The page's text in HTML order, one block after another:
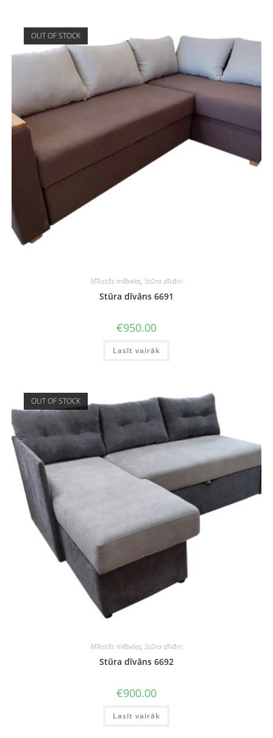
OUT OF STOCK
Mīkstās mēbeles, Stūra dīvāni
Stūra dīvāns 6691
€950.00
Lasīt vairāk
OUT OF STOCK
Mīkstās mēbeles, Stūra dīvāni
Stūra dīvāns 6692
€900.00
Lasīt vairāk